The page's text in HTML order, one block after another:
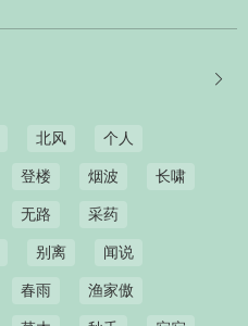

北风 个人
登楼 烟波 长啸
无路 采药
别离 闻说
春雨 渔家傲